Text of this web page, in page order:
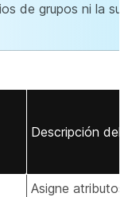
de grupos ni la
Descripción del
Asigne atributos